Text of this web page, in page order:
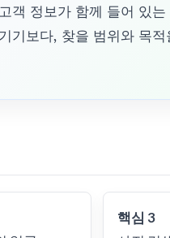
객 정보가 함께 들어 있
기보다, 찾을 범위와 목
핵심 3